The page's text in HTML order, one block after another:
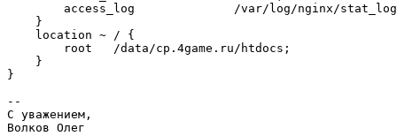
        access_log 		/var/log/nginx/stat_log stat_log_format;
    }
    location ~ / {
        root   /data/cp.4game.ru/htdocs;
    }
}
--
С уважением,
Волков Олег